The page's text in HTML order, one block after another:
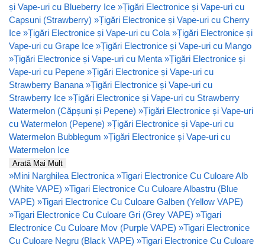
și Vape-uri cu Blueberry Ice »Țigări Electronice și Vape-uri cu
Capsuni (Strawberry) »Țigări Electronice și Vape-uri cu Cherry
Ice »Țigări Electronice și Vape-uri cu Cola »Țigări Electronice și
Vape-uri cu Grape Ice »Țigări Electronice și Vape-uri cu Mango
»Țigări Electronice și Vape-uri cu Menta »Țigări Electronice și
Vape-uri cu Pepene »Țigări Electronice și Vape-uri cu
Strawberry Banana »Țigări Electronice și Vape-uri cu
Strawberry Ice »Țigări Electronice și Vape-uri cu Strawberry
Watermelon (Căpșuni și Pepene) »Țigări Electronice și Vape-uri
cu Watermelon (Pepene) »Țigări Electronice și Vape-uri cu
Watermelon Bubblegum »Țigări Electronice și Vape-uri cu
Watermelon Ice
Arată Mai Mult
»Mini Narghilea Electronica »Tigari Electronice Cu Culoare Alb
(White VAPE) »Tigari Electronice Cu Culoare Albastru (Blue
VAPE) »Tigari Electronice Cu Culoare Galben (Yellow VAPE)
»Tigari Electronice Cu Culoare Gri (Grey VAPE) »Tigari
Electronice Cu Culoare Mov (Purple VAPE) »Tigari Electronice
Cu Culoare Negru (Black VAPE) »Tigari Electronice Cu Culoare